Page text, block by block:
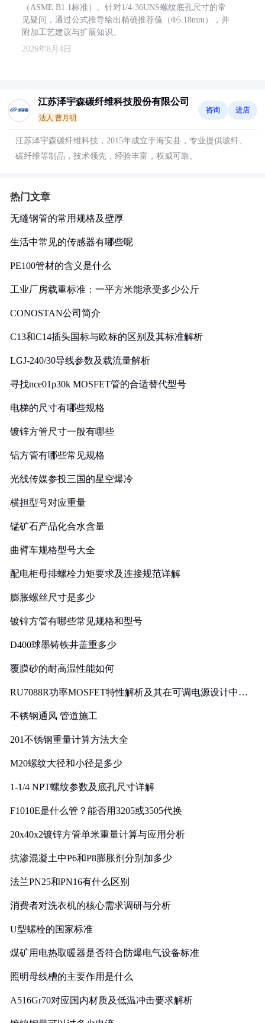
（ASME B1.1标准）。针对1/4-36UNS螺纹底孔尺寸的常
见疑问，通过公式推导给出精确推荐值（Φ5.18mm），并
附加工艺建议与扩展知识。
2026年8月4日
江苏泽宇森碳纤维科技股份有限公司
法人:曹月明
咨询 进店
江苏泽宇森碳纤维科技，2015年成立于海安县，专业提供玻纤、
碳纤维等制品，技术领先，经验丰富，权威可靠。
热门文章
无缝钢管的常用规格及壁厚
生活中常见的传感器有哪些呢
PE100管材的含义是什么
工业厂房载重标准：一平方米能承受多少公斤
CONOSTAN公司简介
C13和C14插头国标与欧标的区别及其标准解析
LGJ-240/30导线参数及载流量解析
寻找nce01p30k MOSFET管的合适替代型号
电梯的尺寸有哪些规格
镀锌方管尺寸一般有哪些
铝方管有哪些常见规格
光线传媒参投三国的星空爆冷
横担型号对应重量
锰矿石产品化合水含量
曲臂车规格型号大全
配电柜母排螺栓力矩要求及连接规范详解
膨胀螺丝尺寸是多少
镀锌方管有哪些常见规格和型号
D400球墨铸铁井盖重多少
覆膜砂的耐高温性能如何
RU7088R功率MOSFET特性解析及其在可调电源设计中的
不锈钢通风 管道施工
201不锈钢重量计算方法大全
M20螺纹大径和小径是多少
1-1/4 NPT螺纹参数及底孔尺寸详解
F1010E是什么管？能否用3205或3505代换
20x40x2镀锌方管单米重量计算与应用分析
抗渗混凝土中P6和P8膨胀剂分别加多少
法兰PN25和PN16有什么区别
消费者对洗衣机的核心需求调研与分析
U型螺栓的国家标准
煤矿用电热取暖器是否符合防爆电气设备标准
照明母线槽的主要作用是什么
A516Gr70对应国内材质及低温冲击要求解析